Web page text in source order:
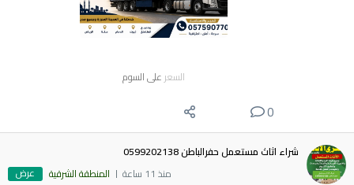
السعر على السوم
0
شراء اثاث مستعمل حفرالباطن 0599202138
منذ 11 ساعة
المنطقة الشرقية عرض